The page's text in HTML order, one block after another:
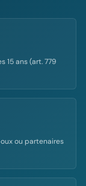
15 ans (art. 779
ou partenaires